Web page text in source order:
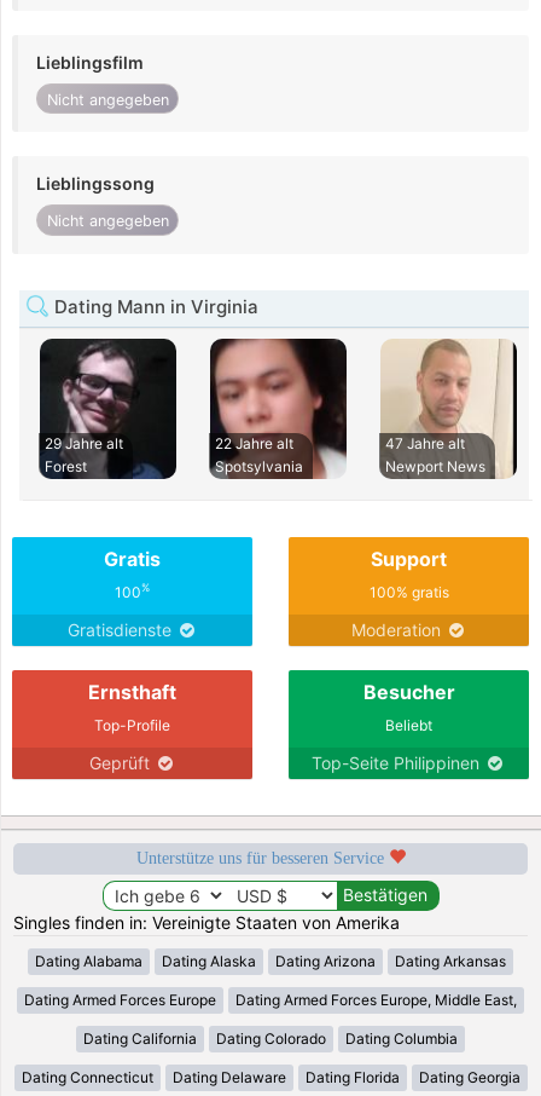
Lieblingsfilm
Nicht angegeben
Lieblingssong
Nicht angegeben
Dating Mann in Virginia
29 Jahre alt
Forest
22 Jahre alt
Spotsylvania
47 Jahre alt
Newport News
Gratis
100%
Gratisdienste
Support
100% gratis
Moderation
Ernsthaft
Top-Profile
Geprüft
Besucher
Beliebt
Top-Seite Philippinen
Unterstütze uns für besseren Service
Singles finden in: Vereinigte Staaten von Amerika
Dating Alabama Dating Alaska Dating Arizona Dating Arkansas
Dating Armed Forces Europe Dating Armed Forces Europe, Middle East,
Dating California Dating Colorado Dating Columbia
Dating Connecticut Dating Delaware Dating Florida Dating Georgia